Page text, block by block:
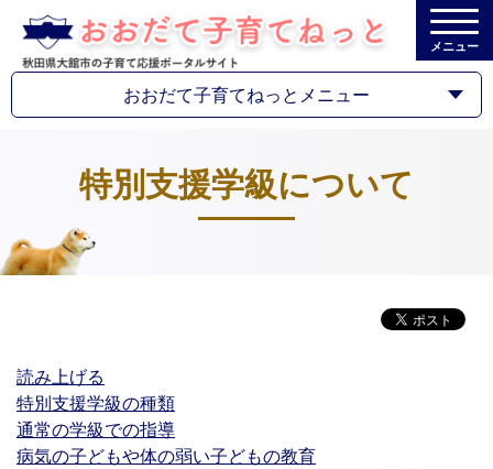
メニュー
おおだて子育てねっとメニュー
特別支援学級について
読み上げる
特別支援学級の種類
通常の学級での指導
病気の子どもや体の弱い子どもの教育